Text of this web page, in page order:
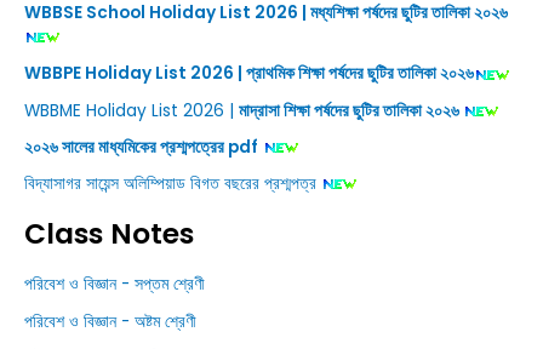
WBBSE School Holiday List 2026 | মধ্যশিক্ষা পর্ষদের ছুটির তালিকা ২০২৬
WBBPE Holiday List 2026 | প্রাথমিক শিক্ষা পর্ষদের ছুটির তালিকা ২০২৬
WBBME Holiday List 2026 | মাদ্রাসা শিক্ষা পর্ষদের ছুটির তালিকা ২০২৬
২০২৬ সালের মাধ্যমিকের প্রশ্মপত্রের pdf
বিদ্যাসাগর সায়েন্স অলিম্পিয়াড বিগত বছরের প্রশ্মপত্র
Class Notes
পরিবেশ ও বিজ্ঞান - সপ্তম শ্রেণী
পরিবেশ ও বিজ্ঞান - অষ্টম শ্রেণী